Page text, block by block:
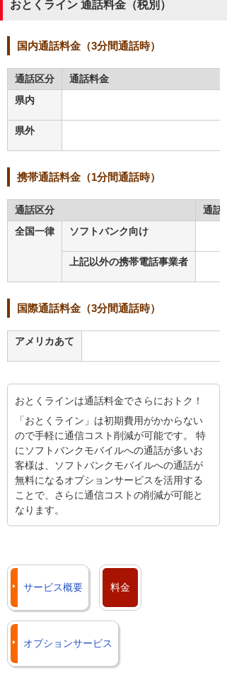
おとくライン 通話料金（税別）
国内通話料金（3分間通話時）
通話区分
通話料金
県内
県外
携帯通話料金（1分間通話時）
通話区分
通話
全国一律
ソフトバンク向け
上記以外の携帯電話事業者
国際通話料金（3分間通話時）
アメリカあて
おとくラインは通話料金でさらにおトク！
「おとくライン」は初期費用がかからない
ので手軽に通信コスト削減が可能です。 特
にソフトバンクモバイルへの通話が多いお
客様は、ソフトバンクモバイルへの通話が
無料になるオプションサービスを活用する
ことで、さらに通信コストの削減が可能と
なります。
サービス概要 料金
オプションサービス